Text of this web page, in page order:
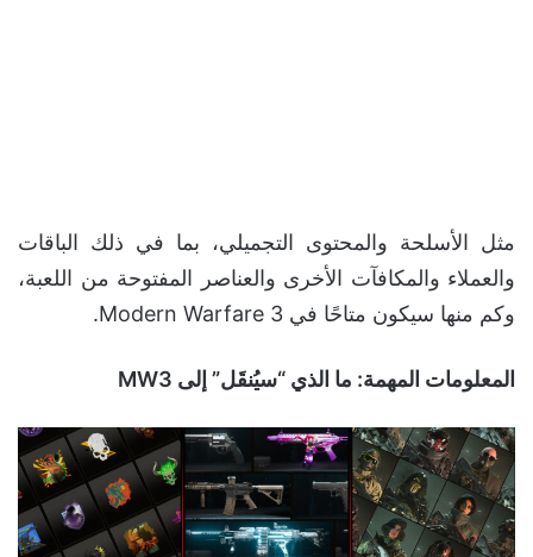
مثل الأسلحة والمحتوى التجميلي، بما في ذلك الباقات
والعملاء والمكافآت الأخرى والعناصر المفتوحة من اللعبة،
وكم منها سيكون متاحًا في Modern Warfare 3.
المعلومات المهمة: ما الذي “سيُنقَل” إلى